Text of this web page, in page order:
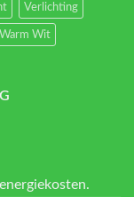
Verlichting
Warm Wit